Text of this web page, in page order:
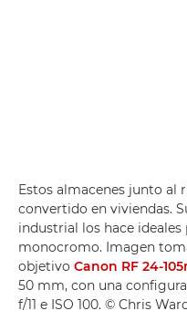
Estos almacenes junto al
convertido en viviendas.
industrial los hace
monocromo. Imagen
objetivo Canon RF 24-
50 mm, con una
f/11 e ISO 100. © Chris